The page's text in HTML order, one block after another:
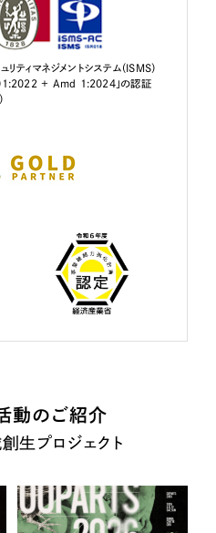
ティマネジメントシステム（ISMS）
+ Amd 1:2024」の認証
動のご紹介
生プロジェクト